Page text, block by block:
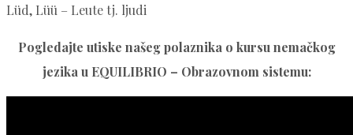
Lüd, Lüü – Leute tj. ljudi
Pogledajte utiske našeg polaznika o kursu nemačkog
jezika u EQUILIBRIO – Obrazovnom sistemu: